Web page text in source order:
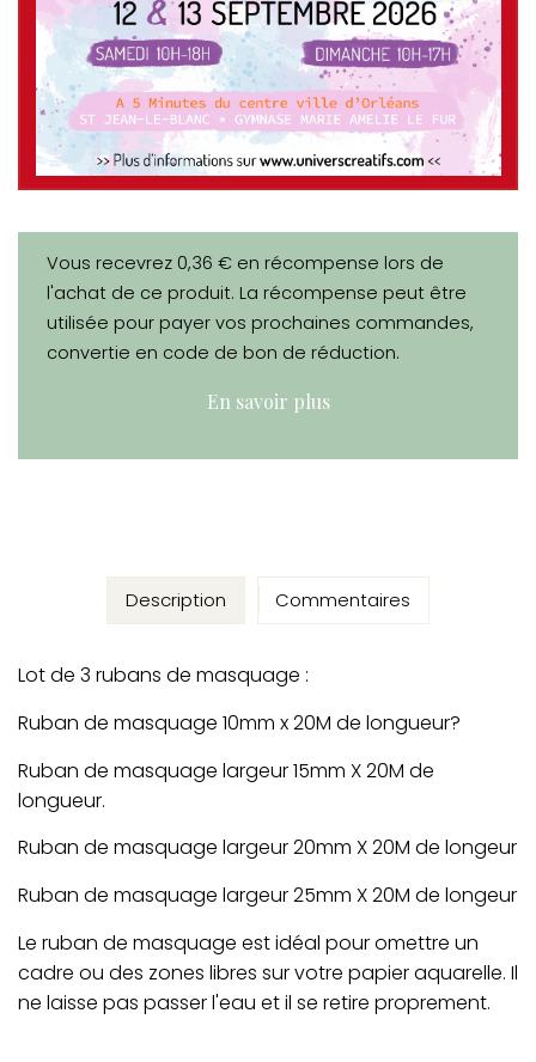
Vous recevrez 0,36 € en récompense lors de
l'achat de ce produit. La récompense peut être
utilisée pour payer vos prochaines commandes,
convertie en code de bon de réduction.
En savoir plus
Description
Lot de 3 rubans de masquage :
Ruban de masquage 10mm x 20M de longueur?
Ruban de masquage largeur 15mm X 20M de
longueur.
Ruban de masquage largeur 20mm X 20M de longeur
Ruban de masquage largeur 25mm X 20M de longeur
Le ruban de masquage est idéal pour omettre un
cadre ou des zones libres sur votre papier aquarelle. Il
ne laisse pas passer l'eau et il se retire proprement.
Commentaires